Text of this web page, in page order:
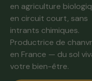
en agriculture
en circuit court, sans
intrants chimiques.
Productrice de
en France — du sol
votre bien-être.